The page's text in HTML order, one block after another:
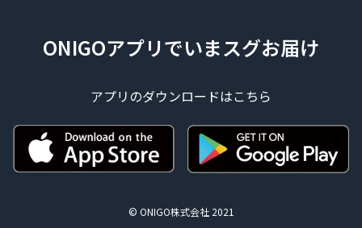
ONIGOアプリでいまスグお届け
アプリのダウンロードはこちら
© ONIGO株式会社 2021